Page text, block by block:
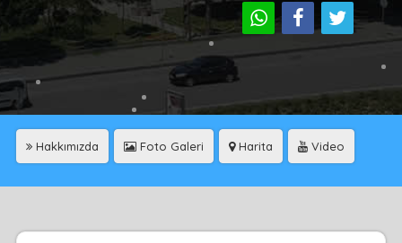
Hakkımızda Foto Galeri Harita Video